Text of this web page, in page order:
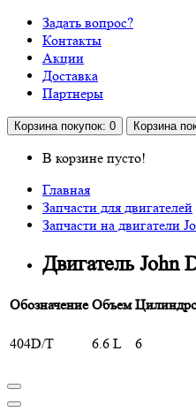
Задать вопрос?
Контакты
Акции
Доставка
Партнеры
Корзина покупок: 0 Корзина
В корзине пусто!
Главная
Запчасти для двигателей
Запчасти на двигатели
Двигатель John
Обозначение Объем
404D/T 6.6 L 6